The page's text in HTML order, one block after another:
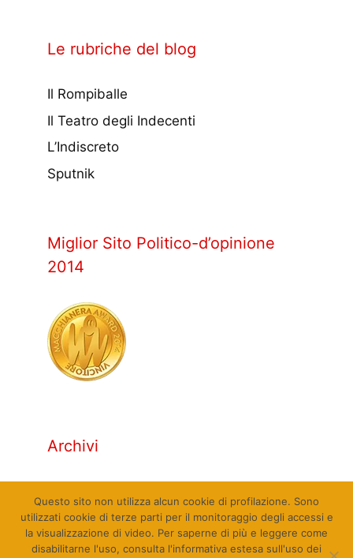
Le rubriche del blog
Il Rompiballe
Il Teatro degli Indecenti
L’Indiscreto
Sputnik
Miglior Sito Politico-d’opinione
2014
Archivi
Questo sito non utilizza alcun cookie di profilazione. Sono
utilizzati cookie di terze parti per il monitoraggio degli accessi e
la visualizzazione di video. Per saperne di più e leggere come
disabilitarne l'uso, consulta l'informativa estesa sull'uso dei